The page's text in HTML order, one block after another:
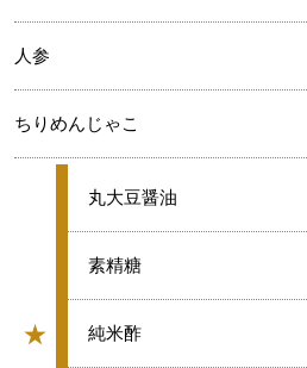
人参
ちりめんじゃこ
★
グループ
★
丸大豆醤油
★
素精糖
★
純米酢